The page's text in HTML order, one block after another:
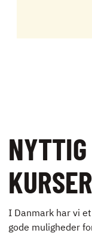
KURSER
I Danmark har vi
gode muligheder